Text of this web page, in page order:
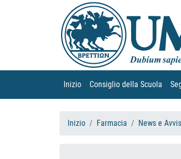
Inizio (current)
Consiglio della Scuola
Inizio Farmacia News e